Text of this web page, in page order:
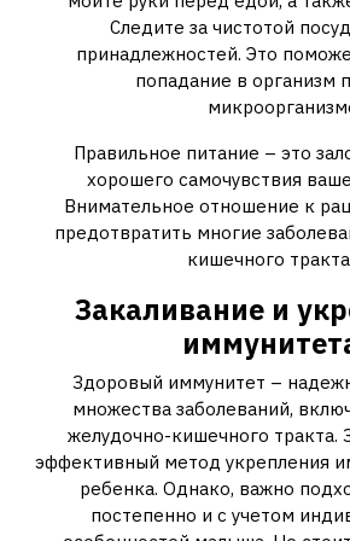
Следите за чистотой
принадлежностей. Это
попадание в организм
Правильное питание – это
хорошего самочувствия
Внимательное отношение к
предотвратить многие
кишечного
Закаливание и
Здоровый иммунитет –
множества заболеваний‚
желудочно-кишечного тракта.
эффективный метод укрепления
ребенка. Однако‚ важно
постепенно и с учетом